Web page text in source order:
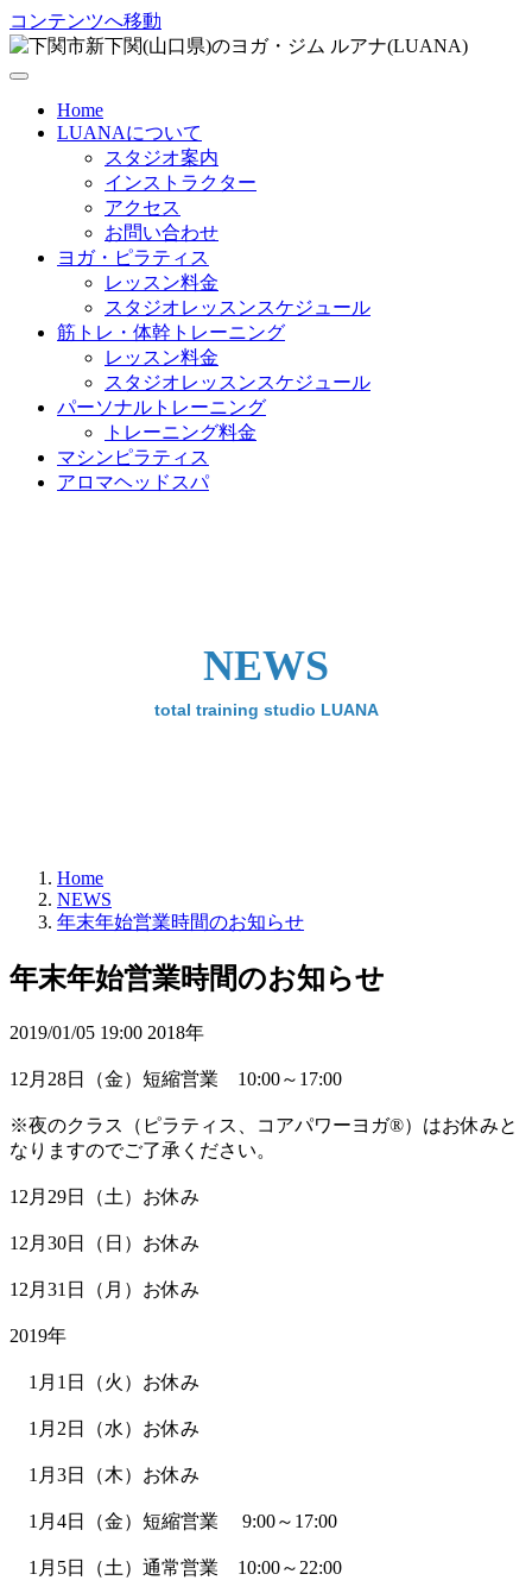
コンテンツへ移動
Home
LUANAについて
スタジオ案内
インストラクター
アクセス
お問い合わせ
ヨガ・ピラティス
レッスン料金
スタジオレッスンスケジュール
筋トレ・体幹トレーニング
レッスン料金
スタジオレッスンスケジュール
パーソナルトレーニング
トレーニング料金
マシンピラティス
アロマヘッドスパ
NEWS
total training studio LUANA
Home
NEWS
年末年始営業時間のお知らせ
年末年始営業時間のお知らせ
2019/01/05 19:00 2018年
12月28日（金）短縮営業 10:00～17:00
※夜のクラス（ピラティス、コアパワーヨガ®）はお休みと
なりますのでご了承ください。
12月29日（土）お休み
12月30日（日）お休み
12月31日（月）お休み
2019年
1月1日（火）お休み
1月2日（水）お休み
1月3日（木）お休み
1月4日（金）短縮営業 9:00～17:00
1月5日（土）通常営業 10:00～22:00